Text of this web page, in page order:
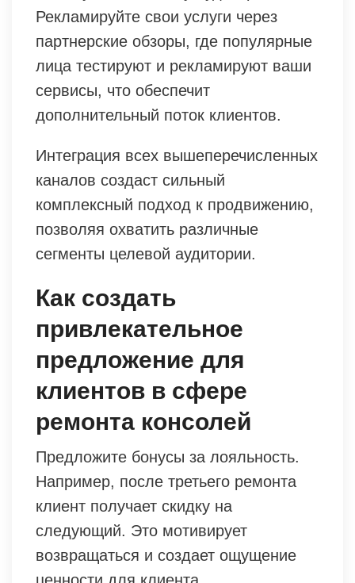
Рекламируйте свои услуги через
партнерские обзоры, где популярные
лица тестируют и рекламируют ваши
сервисы, что обеспечит
дополнительный поток клиентов.
Интеграция всех вышеперечисленных
каналов создаст сильный
комплексный подход к продвижению,
позволяя охватить различные
сегменты целевой аудитории.
Как создать
привлекательное
предложение для
клиентов в сфере
ремонта консолей
Предложите бонусы за лояльность.
Например, после третьего ремонта
клиент получает скидку на
следующий. Это мотивирует
возвращаться и создает ощущение